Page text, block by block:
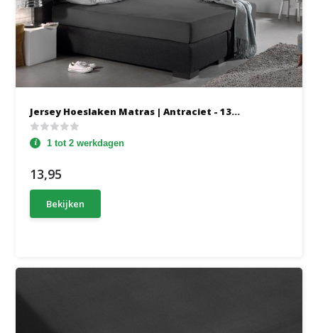
Jersey Hoeslaken Matras | Antraciet - 13...
1 tot 2 werkdagen
13,95
Bekijken